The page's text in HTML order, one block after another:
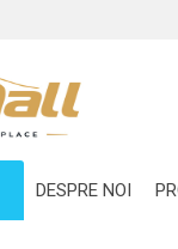
DESPRE NOI